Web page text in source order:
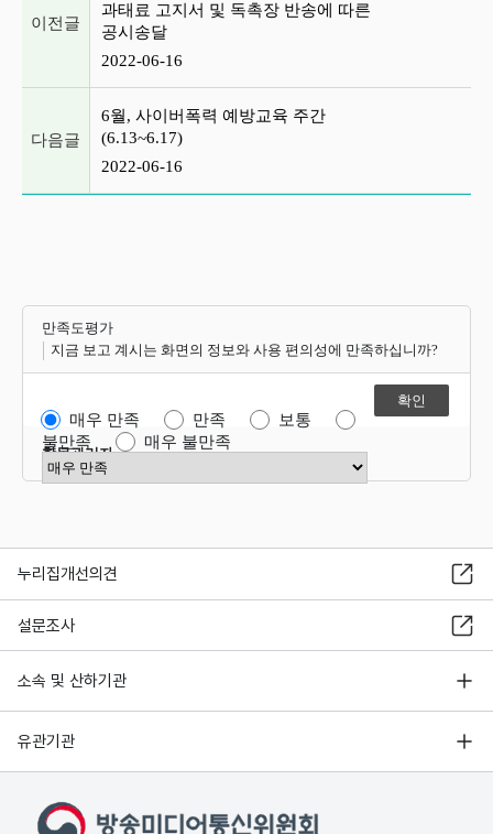
이전글
과태료 고지서 및 독촉장 반송에 따른
공시송달
2022-06-16
다음글
6월, 사이버폭력 예방교육 주간
(6.13~6.17)
2022-06-16
만족도평가
지금 보고 계시는 화면의 정보와 사용 편의성에 만족하십니까?
매우 만족 만족
보통
불만족
매우 불만족
만족도 점수 선택
항목관리자
누리집개선의견
설문조사
소속 및 산하기관
유관기관